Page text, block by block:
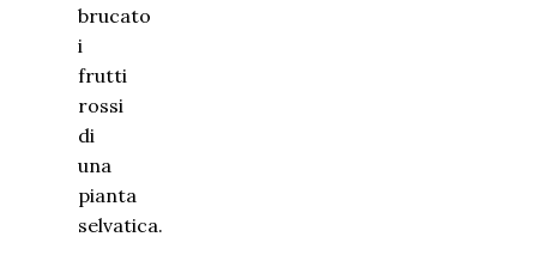
brucato
i
frutti
rossi
di
una
pianta
selvatica.